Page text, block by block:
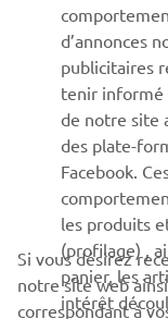
PLUS DE
SOUTIEN
BULLETIN
Soyez le premier à
spéciaux, les
d’annonces
publicitaires
tenir informé
de notre site
des plate-
Facebook.
les produits
(profilage) ,
panier, les
intérêt
Si vous désirez
notre site web
correspondant à